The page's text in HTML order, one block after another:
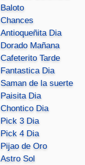
Baloto
Chances
Antioqueñita Dia
Dorado Mañana
Cafeterito Tarde
Fantastica Dia
Saman de la suerte
Paisita Dia
Chontico Dia
Pick 3 Dia
Pick 4 Dia
Pijao de Oro
Astro Sol